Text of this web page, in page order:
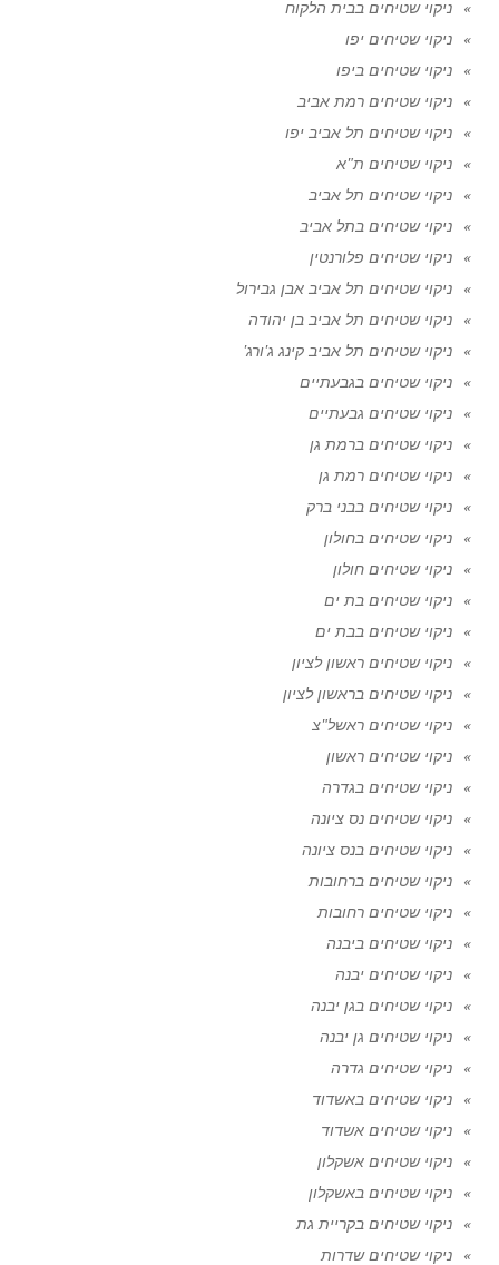
ניקוי שטיחים בבית הלקוח
ניקוי שטיחים יפו
ניקוי שטיחים ביפו
ניקוי שטיחים רמת אביב
ניקוי שטיחים תל אביב יפו
ניקוי שטיחים ת"א
ניקוי שטיחים תל אביב
ניקוי שטיחים בתל אביב
ניקוי שטיחים פלורנטין
ניקוי שטיחים תל אביב אבן גבירול
ניקוי שטיחים תל אביב בן יהודה
ניקוי שטיחים תל אביב קינג ג'ורג'
ניקוי שטיחים בגבעתיים
ניקוי שטיחים גבעתיים
ניקוי שטיחים ברמת גן
ניקוי שטיחים רמת גן
ניקוי שטיחים בבני ברק
ניקוי שטיחים בחולון
ניקוי שטיחים חולון
ניקוי שטיחים בת ים
ניקוי שטיחים בבת ים
ניקוי שטיחים ראשון לציון
ניקוי שטיחים בראשון לציון
ניקוי שטיחים ראשל"צ
ניקוי שטיחים ראשון
ניקוי שטיחים בגדרה
ניקוי שטיחים נס ציונה
ניקוי שטיחים בנס ציונה
ניקוי שטיחים ברחובות
ניקוי שטיחים רחובות
ניקוי שטיחים ביבנה
ניקוי שטיחים יבנה
ניקוי שטיחים בגן יבנה
ניקוי שטיחים גן יבנה
ניקוי שטיחים גדרה
ניקוי שטיחים באשדוד
ניקוי שטיחים אשדוד
ניקוי שטיחים אשקלון
ניקוי שטיחים באשקלון
ניקוי שטיחים בקריית גת
ניקוי שטיחים שדרות